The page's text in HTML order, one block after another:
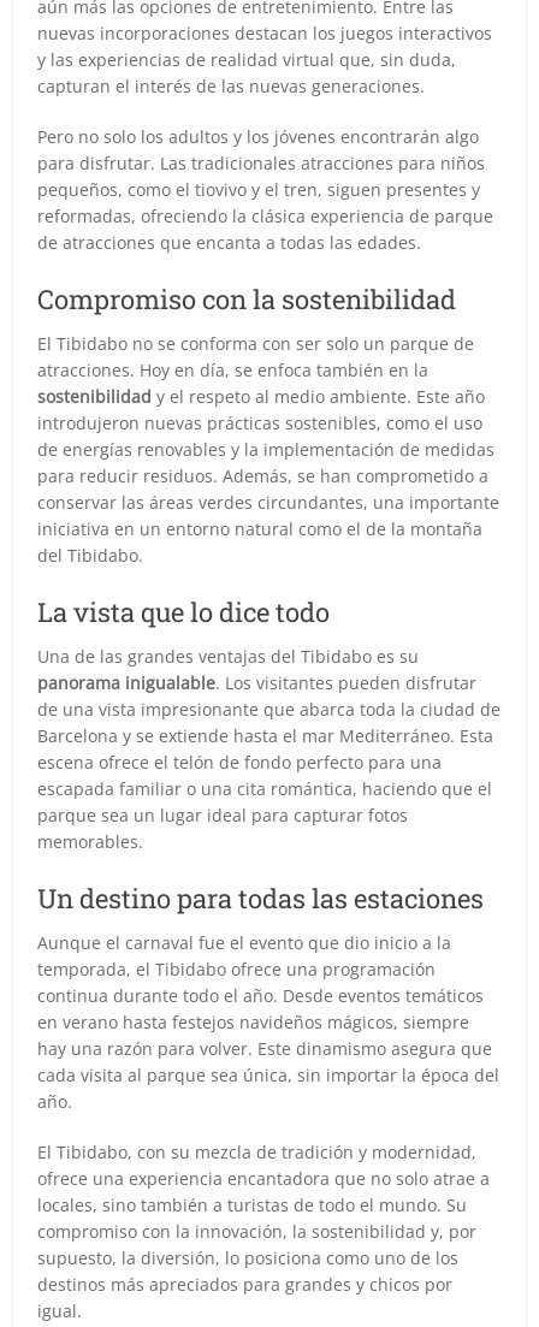
aún más las opciones de entretenimiento. Entre las
nuevas incorporaciones destacan los juegos interactivos
y las experiencias de realidad virtual que, sin duda,
capturan el interés de las nuevas generaciones.
Pero no solo los adultos y los jóvenes encontrarán algo
para disfrutar. Las tradicionales atracciones para niños
pequeños, como el tiovivo y el tren, siguen presentes y
reformadas, ofreciendo la clásica experiencia de parque
de atracciones que encanta a todas las edades.
Compromiso con la sostenibilidad
El Tibidabo no se conforma con ser solo un parque de
atracciones. Hoy en día, se enfoca también en la
sostenibilidad y el respeto al medio ambiente. Este año
introdujeron nuevas prácticas sostenibles, como el uso
de energías renovables y la implementación de medidas
para reducir residuos. Además, se han comprometido a
conservar las áreas verdes circundantes, una importante
iniciativa en un entorno natural como el de la montaña
del Tibidabo.
La vista que lo dice todo
Una de las grandes ventajas del Tibidabo es su
panorama inigualable. Los visitantes pueden disfrutar
de una vista impresionante que abarca toda la ciudad de
Barcelona y se extiende hasta el mar Mediterráneo. Esta
escena ofrece el telón de fondo perfecto para una
escapada familiar o una cita romántica, haciendo que el
parque sea un lugar ideal para capturar fotos
memorables.
Un destino para todas las estaciones
Aunque el carnaval fue el evento que dio inicio a la
temporada, el Tibidabo ofrece una programación
continua durante todo el año. Desde eventos temáticos
en verano hasta festejos navideños mágicos, siempre
hay una razón para volver. Este dinamismo asegura que
cada visita al parque sea única, sin importar la época del
año.
El Tibidabo, con su mezcla de tradición y modernidad,
ofrece una experiencia encantadora que no solo atrae a
locales, sino también a turistas de todo el mundo. Su
compromiso con la innovación, la sostenibilidad y, por
supuesto, la diversión, lo posiciona como uno de los
destinos más apreciados para grandes y chicos por
igual.